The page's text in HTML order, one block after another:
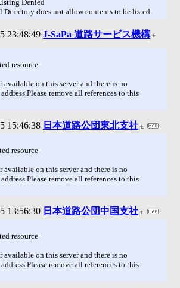
Denied
Directory does not allow contents to be listed.
23:48:49 J-SaPa 道路サービス機構
resource
available on this server and there is no
remove all references to this
15:46:38 日本道路公団東北支社
resource
available on this server and there is no
remove all references to this
13:56:30 日本道路公団中国支社
resource
available on this server and there is no
remove all references to this